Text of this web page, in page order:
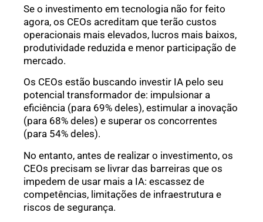
Se o investimento em tecnologia não for feito
agora, os CEOs acreditam que terão custos
operacionais mais elevados, lucros mais baixos,
produtividade reduzida e menor participação de
mercado.
Os CEOs estão buscando investir IA pelo seu
potencial transformador de: impulsionar a
eficiência (para 69% deles), estimular a inovação
(para 68% deles) e superar os concorrentes
(para 54% deles).
No entanto, antes de realizar o investimento, os
CEOs precisam se livrar das barreiras que os
impedem de usar mais a IA: escassez de
competências, limitações de infraestrutura e
riscos de segurança.